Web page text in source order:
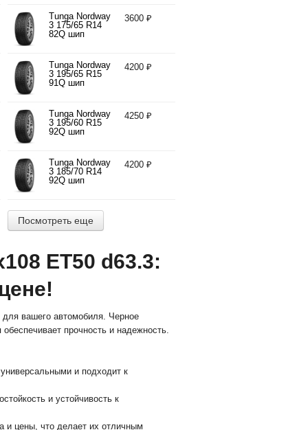
Tunga Nordway
3 175/65 R14
82Q шип
3600 ₽
Tunga Nordway
3 195/65 R15
91Q шип
4200 ₽
Tunga Nordway
3 195/60 R15
92Q шип
4250 ₽
Tunga Nordway
3 185/70 R14
92Q шип
4200 ₽
Посмотреть еще
ET50 d63.3:
вашего автомобиля. Черное
прочность и надежность.
и подходит к
и устойчивость к
и цены, что делает их отличным